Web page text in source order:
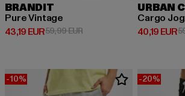
BRANDIT
Pure Vintage
43,19 EUR
Derzeitiger Preis: 43,19 EUR
59,99 EURAktionspreis: 59,99 EUR
URBAN
Cargo
40,19 EUR
Derzeitiger
-10% -20%